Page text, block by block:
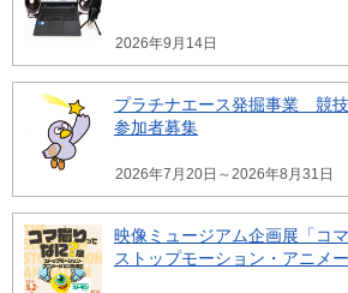
2026年9月14日
プラチナエース発掘事業 競
参加者募集
2026年7月20日～2026年8月31日
映像ミュージアム企画展「コ
ストップモーション・アニメ